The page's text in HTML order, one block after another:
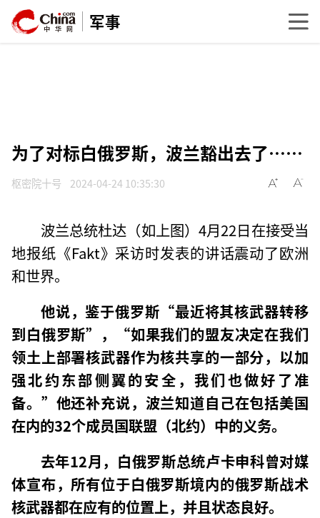
军事
为了对标白俄罗斯，波兰豁出去了……
枢密院十号 2024-04-24 10:35:30
波兰总统杜达（如上图）4月22日在接受当
地报纸《Fakt》采访时发表的讲话震动了欧洲
和世界。
他说，鉴于俄罗斯“最近将其核武器转移
到白俄罗斯”，
“如果我们的盟友决定在我们
领土上部署核武器作为核共享的一部分，以加
强北约东部侧翼的安全，我们也做好了准
备。”他还补充说，波兰知道自己在包括美国
在内的32个成员国联盟（北约）中的义务。
去年12月，白俄罗斯总统卢卡申科曾对媒
体宣布，所有位于白俄罗斯境内的俄罗斯战术
核武器都在应有的位置上，并且状态良好。